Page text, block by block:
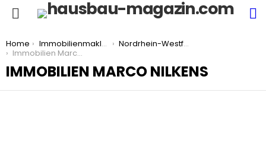
You are here:
Home Immobilienmakler
Nordrhein-Westfalen
Immobilien Marco Nilkens
IMMOBILIEN MARCO NILKENS